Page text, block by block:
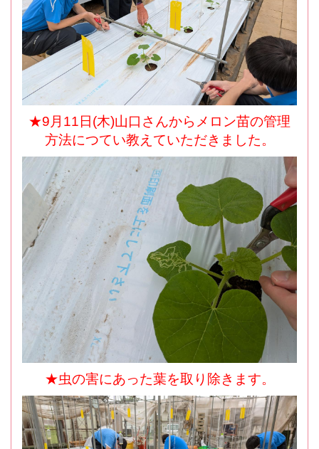
★9月11日(木)山口さんからメロン苗の管理
方法につてい教えていただきました。
★虫の害にあった葉を取り除きます。